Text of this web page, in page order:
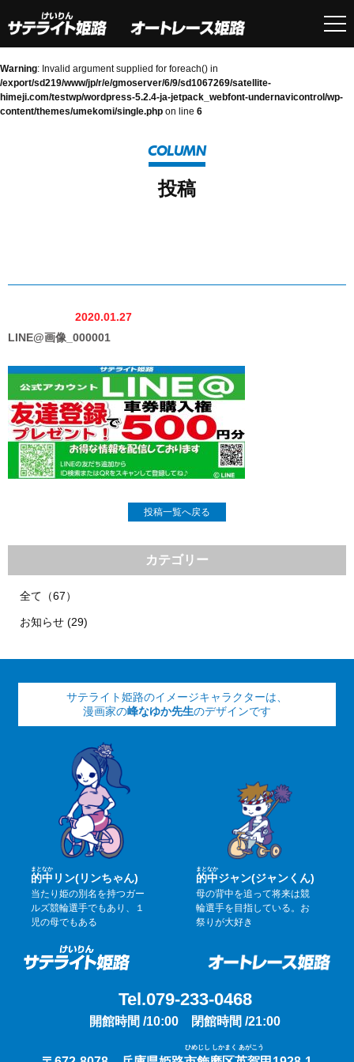
Warning: Invalid argument supplied for foreach() in
/export/sd219/www/jp/r/e/gmoserver/6/9/sd1067269/satellite-
himeji.com/testwp/wordpress-5.2.4-ja-jetpack_webfont-undernavicontrol/wp-
content/themes/umekomi/single.php on line 6
COLUMN
投稿
2020.01.27
LINE@画像_000001
投稿一覧へ戻る
カテゴリー
全て（67）
お知らせ (29)
サテライト姫路のイメージキャラクターは、
漫画家の峰なゆか先生のデザインです
的
まと
中
なか
リン(リンちゃん)
当たり姫の別名を持つガー
ルズ競輪選手でもあり、１
児の母でもある
的
まと
中
なか
ジャン(ジャンくん)
母の背中を追って将来は競
輪選手を目指している。お
祭りが大好き
Tel.079-233-0468
開館時間 /10:00 閉館時間 /21:00
ひめじし しかまく あがこう